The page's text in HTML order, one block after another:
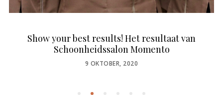
Show your best results! Het resultaat van
Schoonheidssalon Momento
POSTED
9 OKTOBER, 2020